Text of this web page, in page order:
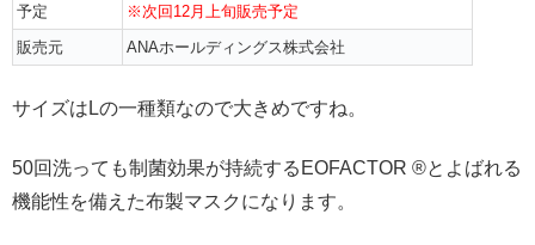
予定
※次回12月上旬販売予定
販売元
ANAホールディングス株式会社
サイズはLの一種類なので大きめですね。
50回洗っても制菌効果が持続するEOFACTOR ®とよばれる
機能性を備えた布製マスクになります。